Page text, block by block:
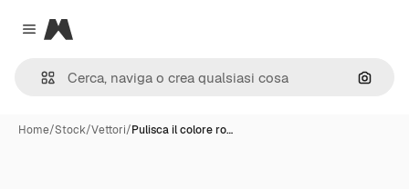
Close menu
Magnific
Cerca
Home/Stock/Vettori/Pulisca il colore ro…